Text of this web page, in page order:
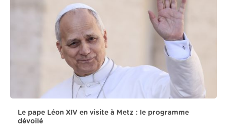
Le pape Léon XIV en visite à Metz : le programme
dévoilé